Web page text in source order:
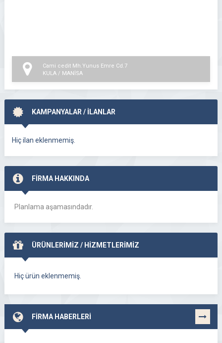
Cami cedit Mh.Yunus Emre Cd.7
KULA / MANİSA
KAMPANYALAR / İLANLAR
Hiç ilan eklenmemiş.
FİRMA HAKKINDA
Planlama aşamasındadır.
ÜRÜNLERİMİZ / HİZMETLERİMİZ
Hiç ürün eklenmemiş.
FİRMA HABERLERİ TÜMÜNÜ
GÖR